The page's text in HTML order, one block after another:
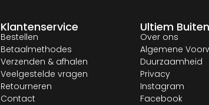
Klantenservice
Bestellen
Betaalmethodes
Verzenden & afhalen
Veelgestelde vragen
Retourneren
Contact
Ultiem
Over ons
Algemene
Duurzaamheid
Privacy
Instagram
Facebook